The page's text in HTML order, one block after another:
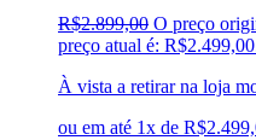
R$2.899,00 O preço
preço atual é:
À vista a retirar na loja
ou em até 1x de